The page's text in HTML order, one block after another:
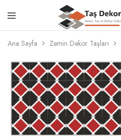
Taş
Dekorasyon
Beton,
Taş
Bahçe
Dekorasyon
Çözümleri
Ana Sayfa Zemin Dekor Taşları